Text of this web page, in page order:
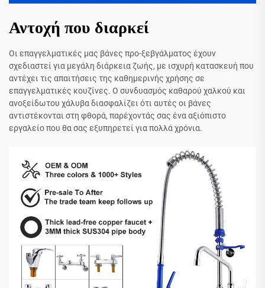
Αντοχή που διαρκεί
Οι επαγγελματικές μας βάνες προ-ξεβγάλματος έχουν
σχεδιαστεί για μεγάλη διάρκεια ζωής, με ισχυρή κατασκευή που
αντέχει τις απαιτήσεις της καθημερινής χρήσης σε
επαγγελματικές κουζίνες. Ο συνδυασμός καθαρού χαλκού και
ανοξείδωτου χάλυβα διασφαλίζει ότι αυτές οι βάνες
αντιστέκονται στη φθορά, παρέχοντάς σας ένα αξιόπιστο
εργαλείο που θα σας εξυπηρετεί για πολλά χρόνια.